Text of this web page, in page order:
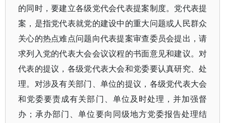
的同时，要建立各级党代会代表提案制度。党代表提
案，是指党代表就党的建设中的重大问题或人民群众
关心的热点难点问题向代表提案审查委员会提出，请
求列入党的代表大会会议议程的书面意见和建议。对
代表的提议，各级党代表大会和党委要认真研究、处
理。对涉及有关部门、单位的提议，各级党代表大会
和党委要责成有关部门、单位及时处理，并加强督
办；承办部门、单位要向同级地方党委报告处理结